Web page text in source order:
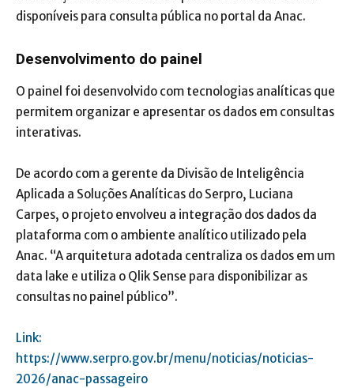
disponíveis para consulta pública no portal da Anac.
Desenvolvimento do painel
O painel foi desenvolvido com tecnologias analíticas que
permitem organizar e apresentar os dados em consultas
interativas.
De acordo com a gerente da Divisão de Inteligência
Aplicada a Soluções Analíticas do Serpro, Luciana
Carpes, o projeto envolveu a integração dos dados da
plataforma com o ambiente analítico utilizado pela
Anac. “A arquitetura adotada centraliza os dados em um
data lake e utiliza o Qlik Sense para disponibilizar as
consultas no painel público”.
Link:
https://www.serpro.gov.br/menu/noticias/noticias-
2026/anac-passageiro